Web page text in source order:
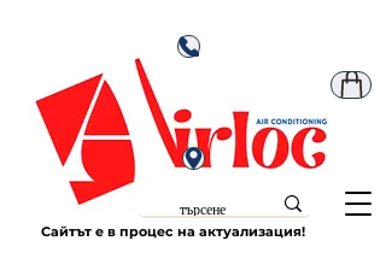
Сайтът е в процес на актуализация!